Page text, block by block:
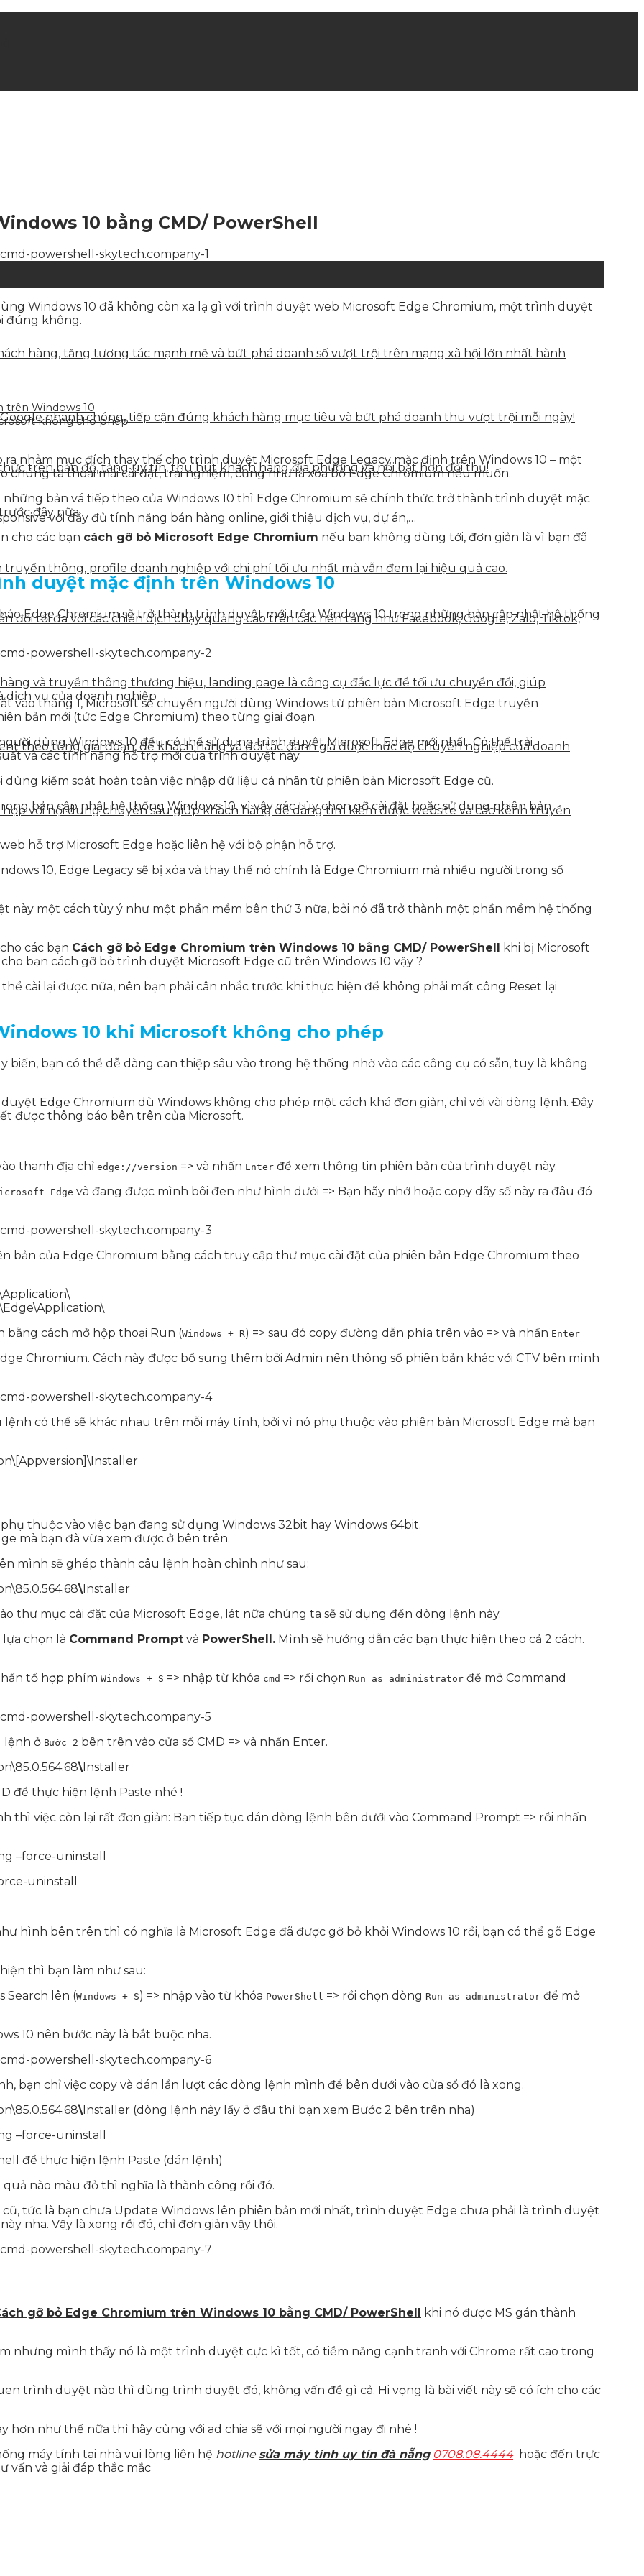
hàng, tăng tương tác mạnh mẽ và bứt phá doanh số vượt trội trên mạng xã hội lớn nhất hành
nhanh chóng, tiếp cận đúng khách hàng mục tiêu và bứt phá doanh thu vượt trội mỗi ngày!
trên bản đồ, tăng uy tín, thu hút khách hàng địa phương và nổi bật hơn đối thủ!
với đầy đủ tính năng bán hàng online, giới thiệu dịch vụ, dự án,…
thông, profile doanh nghiệp với chi phí tối ưu nhất mà vẫn đem lại hiệu quả cao.
đổi tối đa với các chiến dịch chạy quảng cáo trên các nền tảng như Facebook, Google, Zalo, Tiktok,
và truyền thông thương hiệu, landing page là công cụ đắc lực để tối ưu chuyển đổi, giúp
dịch vụ của doanh nghiệp
theo từng giai đoạn, để khách hàng và đối tác đánh giá được mức độ chuyên nghiệp của doanh
hợp với nội dung chuyên sâu giúp khách hàng dễ dàng tìm kiếm được website và các kênh truyền
10 bằng CMD/ PowerShell
Windows 10 đã không còn xa lạ gì với trình duyệt web Microsoft Edge Chromium, một trình duyệt
đúng không.
trên Windows 10
không cho phép
nhằm mục đích thay thế cho trình duyệt Microsoft Edge Legacy mặc định trên Windows 10 – một
chúng ta thoải mái cài đặt, trải nghiệm, cũng như là xóa bỏ Edge Chromium nếu muốn.
bản vá tiếp theo của Windows 10 thì Edge Chromium sẽ chính thức trở thành trình duyệt mặc
đây nữa.
cho các bạn cách gỡ bỏ Microsoft Edge Chromium nếu bạn không dùng tới, đơn giản là vì bạn đã
duyệt mặc định trên Windows 10
Edge Chromium sẽ trở thành trình duyệt mới trên Windows 10 trong những bản cập nhật hệ thống
vào tháng 1, Microsoft sẽ chuyển người dùng Windows từ phiên bản Microsoft Edge truyền
bản mới (tức Edge Chromium) theo từng giai đoạn.
dùng Windows 10 đều có thể sử dụng trình duyệt Microsoft Edge mới nhất. Có thể trải
và các tính năng hỗ trợ mới của trình duyệt này.
kiểm soát hoàn toàn việc nhập dữ liệu cá nhân từ phiên bản Microsoft Edge cũ.
bản cập nhật hệ thống Windows 10, vì vậy các tùy chọn gỡ cài đặt hoặc sử dụng phiên bản
hỗ trợ Microsoft Edge hoặc liên hệ với bộ phận hỗ trợ.
10, Edge Legacy sẽ bị xóa và thay thế nó chính là Edge Chromium mà nhiều người trong số
một cách tùy ý như một phần mềm bên thứ 3 nữa, bởi nó đã trở thành một phần mềm hệ thống
các bạn Cách gỡ bỏ Edge Chromium trên Windows 10 bằng CMD/ PowerShell khi bị Microsoft
bạn cách gỡ bỏ trình duyệt Microsoft Edge cũ trên Windows 10 vậy ?
cài lại được nữa, nên bạn phải cân nhắc trước khi thực hiện để không phải mất công Reset lại
10 khi Microsoft không cho phép
biến, bạn có thể dễ dàng can thiệp sâu vào trong hệ thống nhờ vào các công cụ có sẵn, tuy là không
Edge Chromium dù Windows không cho phép một cách khá đơn giản, chỉ với vài dòng lệnh. Đây
được thông báo bên trên của Microsoft.
thanh địa chỉ edge://version => và nhấn Enter để xem thông tin phiên bản của trình duyệt này.
Edge và đang được mình bôi đen như hình dưới => Bạn hãy nhớ hoặc copy dãy số này ra đâu đó
bản của Edge Chromium bằng cách truy cập thư mục cài đặt của phiên bản Edge Chromium theo
bằng cách mở hộp thoại Run (Windows + R) => sau đó copy đường dẫn phía trên vào => và nhấn Enter
Chromium. Cách này được bổ sung thêm bởi Admin nên thông số phiên bản khác với CTV bên mình
có thể sẽ khác nhau trên mỗi máy tính, bởi vì nó phụ thuộc vào phiên bản Microsoft Edge mà bạn
thuộc vào việc bạn đang sử dụng Windows 32bit hay Windows 64bit.
mà bạn đã vừa xem được ở bên trên.
mình sẽ ghép thành câu lệnh hoàn chỉnh như sau:
\Installer
thư mục cài đặt của Microsoft Edge, lát nữa chúng ta sẽ sử dụng đến dòng lệnh này.
chọn là Command Prompt và PowerShell. Mình sẽ hướng dẫn các bạn thực hiện theo cả 2 cách.
tổ hợp phím Windows + S => nhập từ khóa cmd => rồi chọn Run as administrator để mở Command
lệnh ở Bước 2 bên trên vào cửa sổ CMD => và nhấn Enter.
\Installer
để thực hiện lệnh Paste nhé !
thì việc còn lại rất đơn giản: Bạn tiếp tục dán dòng lệnh bên dưới vào Command Prompt => rồi nhấn
–force-uninstall
uninstall
hình bên trên thì có nghĩa là Microsoft Edge đã được gỡ bỏ khỏi Windows 10 rồi, bạn có thể gõ Edge
thì bạn làm như sau:
Search lên (Windows + S) => nhập vào từ khóa PowerShell => rồi chọn dòng Run as administrator để mở
10 nên bước này là bắt buộc nha.
bạn chỉ việc copy và dán lần lượt các dòng lệnh mình để bên dưới vào cửa sổ đó là xong.
\Installer (dòng lệnh này lấy ở đâu thì bạn xem Bước 2 bên trên nha)
–force-uninstall
để thực hiện lệnh Paste (dán lệnh)
nào màu đỏ thì nghĩa là thành công rồi đó.
tức là bạn chưa Update Windows lên phiên bản mới nhất, trình duyệt Edge chưa phải là trình duyệt
nha. Vậy là xong rồi đó, chỉ đơn giản vậy thôi.
gỡ bỏ Edge Chromium trên Windows 10 bằng CMD/ PowerShell khi nó được MS gán thành
nhưng mình thấy nó là một trình duyệt cực kì tốt, có tiềm năng cạnh tranh với Chrome rất cao trong
trình duyệt nào thì dùng trình duyệt đó, không vấn đề gì cả. Hi vọng là bài viết này sẽ có ích cho các
hơn như thế nữa thì hãy cùng với ad chia sẽ với mọi người ngay đi nhé !
máy tính tại nhà vui lòng liên hệ hotline sửa máy tính uy tín đà nẵng 0708.08.4444 hoặc đến trực
vấn và giải đáp thắc mắc